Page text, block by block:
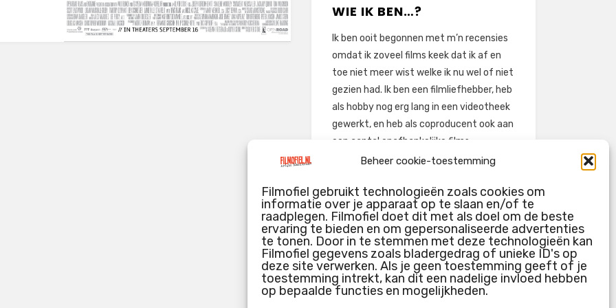
Beheer cookie-toestemming
Filmofiel gebruikt technologieën zoals cookies om
informatie over je apparaat op te slaan en/of te
raadplegen. Filmofiel doet dit met als doel om de beste
ervaring te bieden en om gepersonaliseerde advertenties
te tonen. Door in te stemmen met deze technologieën kan
Filmofiel gegevens zoals bladergedrag of unieke ID's op
deze site verwerken. Als je geen toestemming geeft of je
toestemming intrekt, kan dit een nadelige invloed hebben
op bepaalde functies en mogelijkheden.
WIE IK BEN…?
Ik ben ooit begonnen met m’n recensies
omdat ik zoveel films keek dat ik af en
toe niet meer wist welke ik nu wel of niet
gezien had. Ik ben een filmliefhebber, heb
als hobby nog erg lang in een videotheek
gewerkt, en heb als coproducent ook aan
een aantal onafhankelijke films
meegewerkt.
pretentieloze uitbreidingen van m’n
voormalige ‘videotheek-geouwehoer’,
aangevuld met een groeiende kennis
over de kunde én de kunst van het
maken van film.